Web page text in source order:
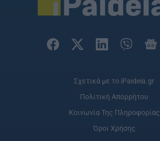
Σχετικά με το iPaideia.gr
Πολιτική Απορρήτου
Κοινωνία Της Πληροφορίας
Όροι Χρήσης